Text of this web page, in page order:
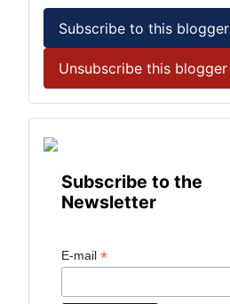
Subscribe to this blogger
Unsubscribe this blogger
Subscribe to the
Newsletter
E-mail *